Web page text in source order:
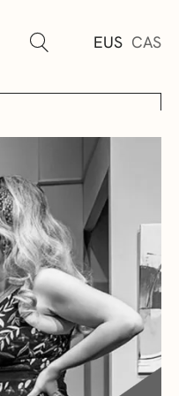
EUS CAS